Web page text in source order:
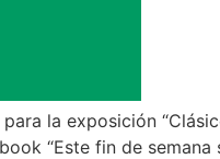
la exposición
“Este fin de